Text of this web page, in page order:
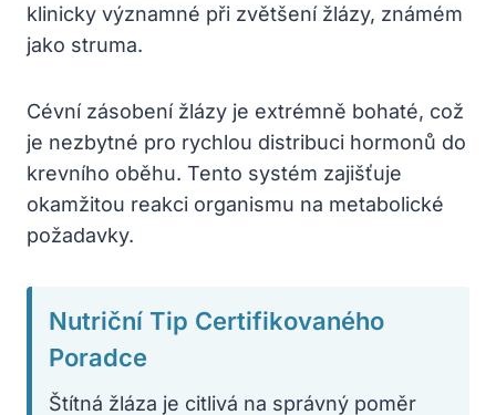
klinicky významné při zvětšení žlázy, známém
jako struma.
Cévní zásobení žlázy je extrémně bohaté, což
je nezbytné pro rychlou distribuci hormonů do
krevního oběhu. Tento systém zajišťuje
okamžitou reakci organismu na metabolické
požadavky.
Nutriční Tip Certifikovaného
Poradce
Štítná žláza je citlivá na správný poměr